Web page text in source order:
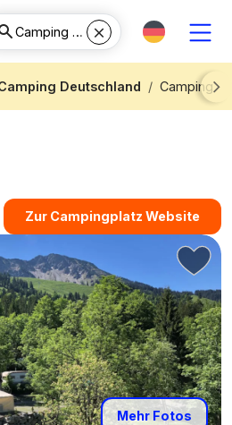
Deutschland
Camping
Next
Zur Campingplatz Website
Mehr Fotos